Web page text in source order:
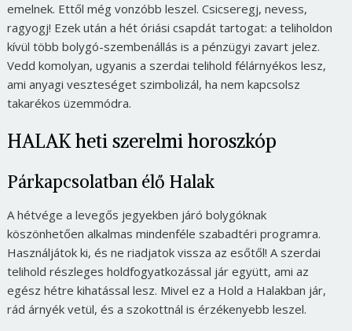
emelnek. Ettől még vonzóbb leszel. Csicseregj, nevess,
ragyogj! Ezek után a hét óriási csapdát tartogat: a teliholdon
kívül több bolygó-szembenállás is a pénzügyi zavart jelez.
Vedd komolyan, ugyanis a szerdai telihold félárnyékos lesz,
ami anyagi veszteséget szimbolizál, ha nem kapcsolsz
takarékos üzemmódra.
HALAK heti szerelmi horoszkóp
Párkapcsolatban élő Halak
A hétvége a levegős jegyekben járó bolygóknak
köszönhetően alkalmas mindenféle szabadtéri programra.
Használjátok ki, és ne riadjatok vissza az esőtől! A szerdai
telihold részleges holdfogyatkozással jár együtt, ami az
egész hétre kihatással lesz. Mivel ez a Hold a Halakban jár,
rád árnyék vetül, és a szokottnál is érzékenyebb leszel.